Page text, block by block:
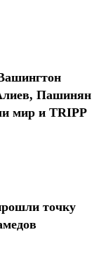
Пашинян
мир и TRIPP
точку